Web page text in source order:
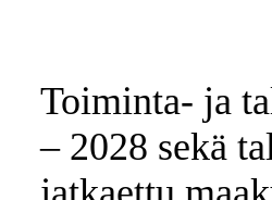
Toiminta- ja
– 2028 sekä